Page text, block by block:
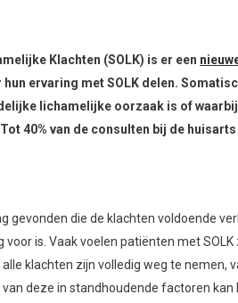
Klachten (SOLK) is er een
ervaring met SOLK delen.
lichamelijke oorzaak is of
40% van de consulten bij de huisarts
gevonden die de klachten voldoende
is. Vaak voelen patiënten met SOLK
klachten zijn volledig weg te nemen,
deze in standhoudende factoren kan